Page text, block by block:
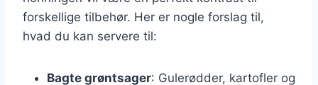
forskellige tilbehør. Her er nogle forslag til,
hvad du kan servere til:
Bagte grøntsager: Gulerødder, kartofler og